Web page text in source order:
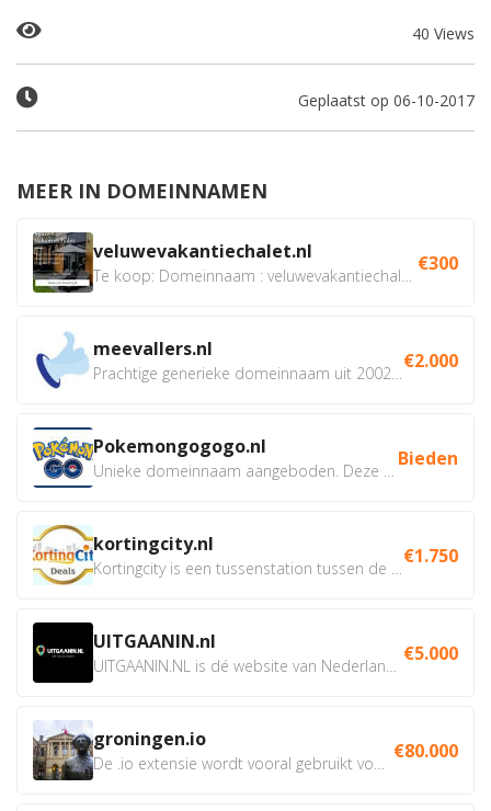
40 Views
Geplaatst op 06-10-2017
MEER IN DOMEINNAMEN
veluwevakantiechalet.nl €300
meevallers.nl €2.000
Pokemongogogo.nl Bieden
kortingcity.nl €1.750
UITGAANIN.nl €5.000
groningen.io €80.000